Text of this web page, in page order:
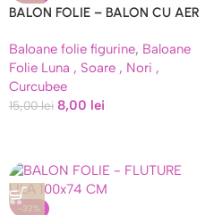
BALON FOLIE – BALON CU AER
Baloane folie figurine, Baloane
Folie Luna , Soare , Nori ,
Curcubee
15,00lei 8,00 lei
-32%